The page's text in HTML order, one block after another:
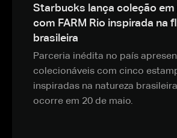
Starbucks lança coleção
com FARM Rio inspirada na
brasileira
Parceria inédita no país
colecionáveis com cinco
inspiradas na natureza
ocorre em 20 de maio.